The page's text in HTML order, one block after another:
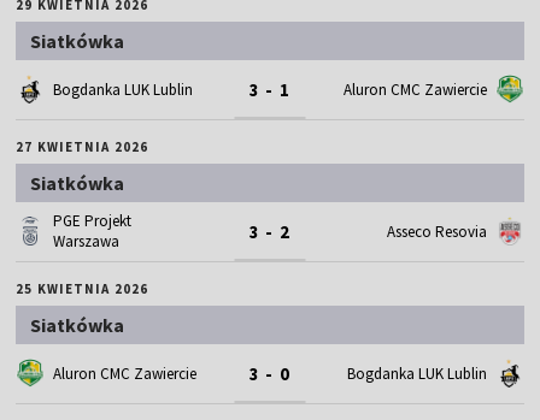
29 KWIETNIA 2026
Siatkówka
Bogdanka LUK Lublin 3 - 1 Aluron CMC Zawiercie
27 KWIETNIA 2026
Siatkówka
PGE Projekt
Warszawa
3 - 2 Asseco Resovia
25 KWIETNIA 2026
Siatkówka
Aluron CMC Zawiercie 3 - 0 Bogdanka LUK Lublin